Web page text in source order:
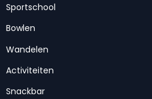
Sportschool
Bowlen
Wandelen
Activiteiten
Snackbar